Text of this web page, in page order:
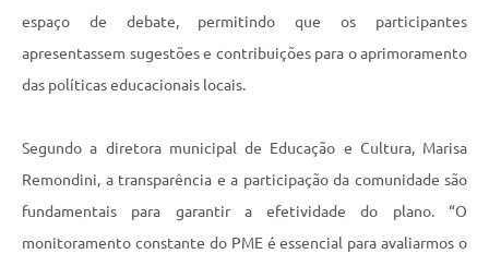
espaço de debate, permitindo que os participantes
apresentassem sugestões e contribuições para o aprimoramento
das políticas educacionais locais.
Segundo a diretora municipal de Educação e Cultura, Marisa
Remondini, a transparência e a participação da comunidade são
fundamentais para garantir a efetividade do plano. “O
monitoramento constante do PME é essencial para avaliarmos o